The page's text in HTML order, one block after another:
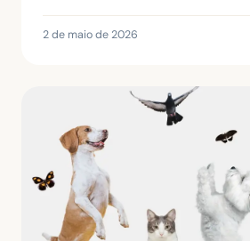
2 de maio de 2026